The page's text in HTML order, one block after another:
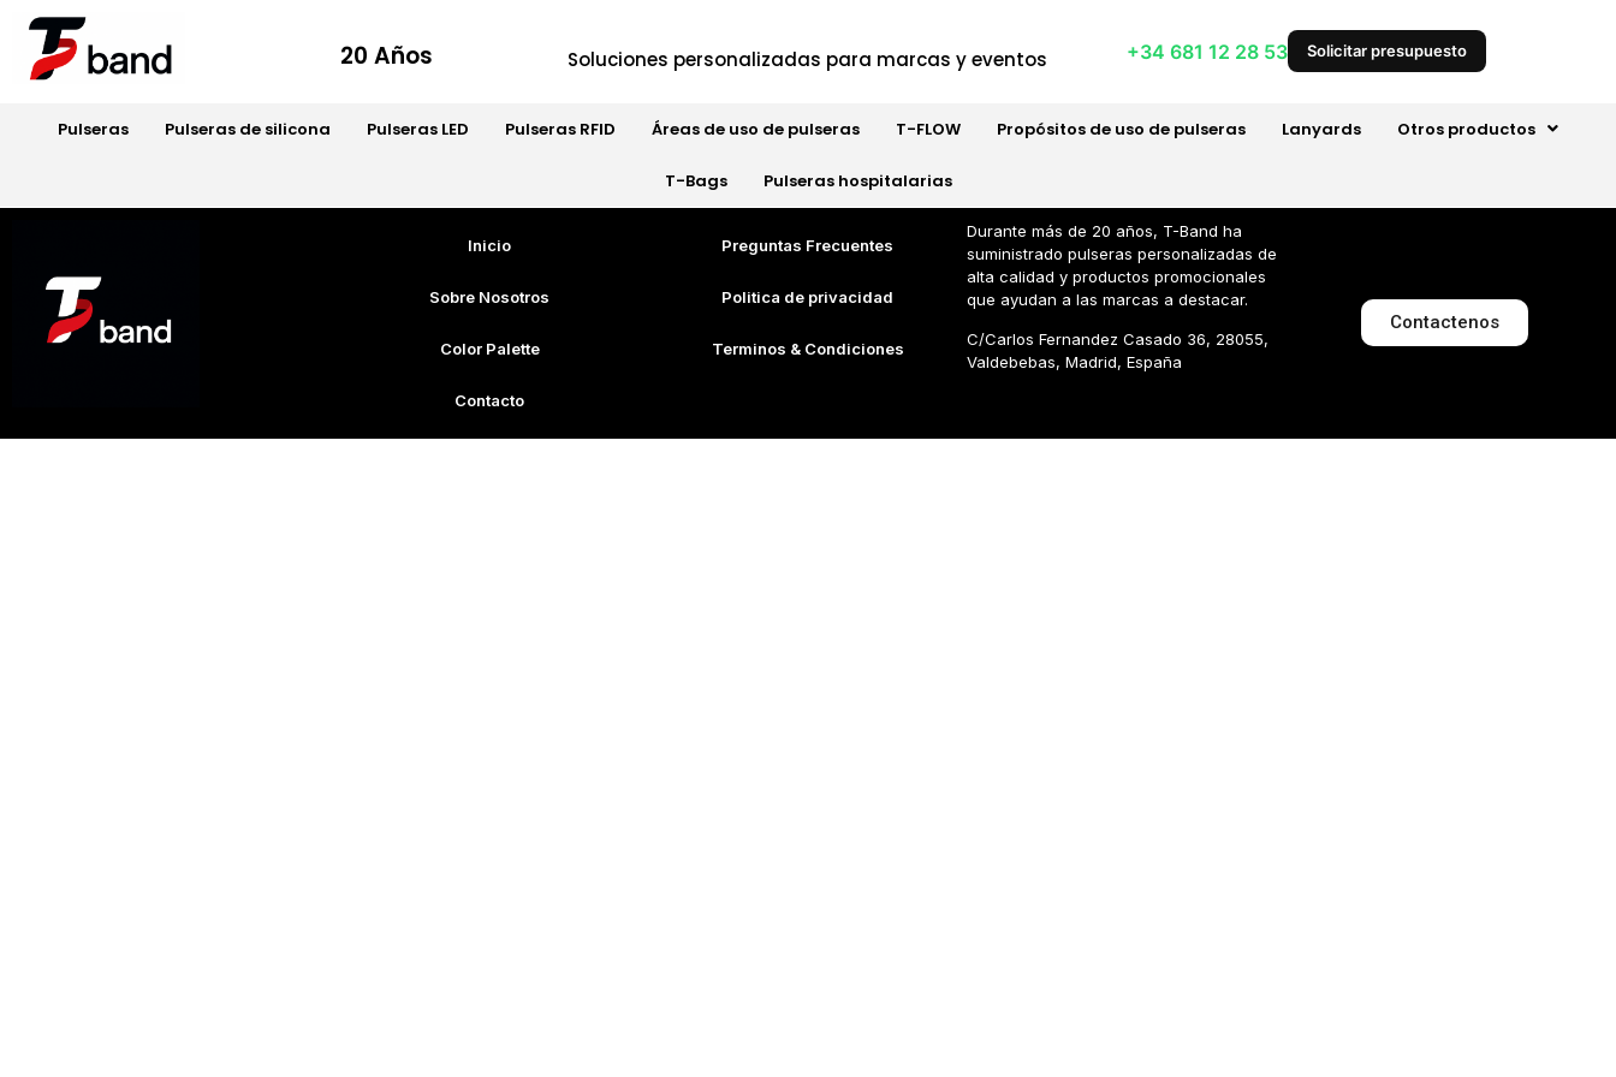
20 Años Soluciones personalizadas para marcas y eventos +34 681 12 28 53 Solicitar presupuesto
Pulseras Pulseras de silicona Pulseras LED Pulseras RFID Áreas de uso de pulseras T-FLOW Propósitos de uso de pulseras Lanyards Otros productos
T-Bags Pulseras hospitalarias
Inicio
Sobre Nosotros
Color Palette
Contacto
Preguntas Frecuentes
Politica de privacidad
Terminos & Condiciones
Durante más de 20 años, T-Band ha
suministrado pulseras personalizadas de
alta calidad y productos promocionales
que ayudan a las marcas a destacar.
C/Carlos Fernandez Casado 36, 28055,
Valdebebas, Madrid, España
Contactenos